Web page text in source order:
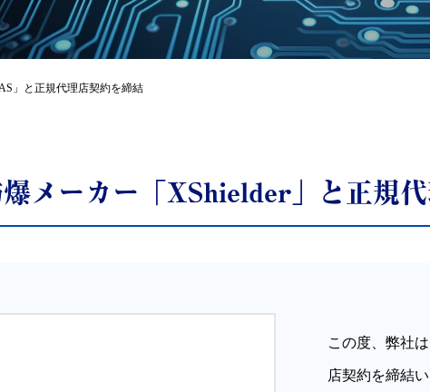
」と正規代理店契約を締結
メーカー「XShielder」と正規
この度、弊社
店契約を締結